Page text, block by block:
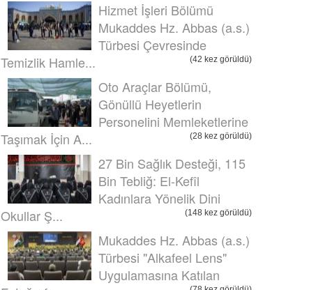
Hizmet İşleri Bölümü
Mukaddes Hz. Abbas (a.s.)
Türbesi Çevresinde
Temizlik Hamle...
(42 kez görüldü)
Oto Araçlar Bölümü,
Gönüllü Heyetlerin
Personelini Memleketlerine
Taşımak İçin A...
(28 kez görüldü)
27 Bin Sağlık Desteği, 115
Bin Tebliğ: El-Kefîl
Kadınlara Yönelik Dini
Okullar Ş...
(148 kez görüldü)
Mukaddes Hz. Abbas (a.s.)
Türbesi "Alkafeel Lens"
Uygulamasına Katılan